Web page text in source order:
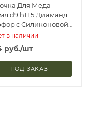
Для Меда
d9 h11,5 Диаманд
с Силиконовой
Lefard П/Уп
(1)
в наличии
руб./шт
ПОД ЗАКАЗ